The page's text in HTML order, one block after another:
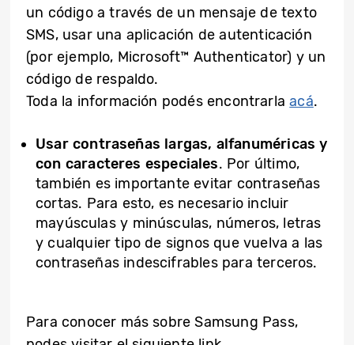
un código a través de un mensaje de texto
SMS, usar una aplicación de autenticación
(por ejemplo, Microsoft™ Authenticator) y un
código de respaldo.
Toda la información podés encontrarlaacá.
Usar contraseñas largas, alfanuméricas y
con caracteres especiales. Por último,
también es importante evitar contraseñas
cortas. Para esto, es necesario incluir
mayúsculas y minúsculas, números, letras
y cualquier tipo de signos que vuelva a las
contraseñas indescifrables para terceros.
Para conocer más sobre Samsung Pass,